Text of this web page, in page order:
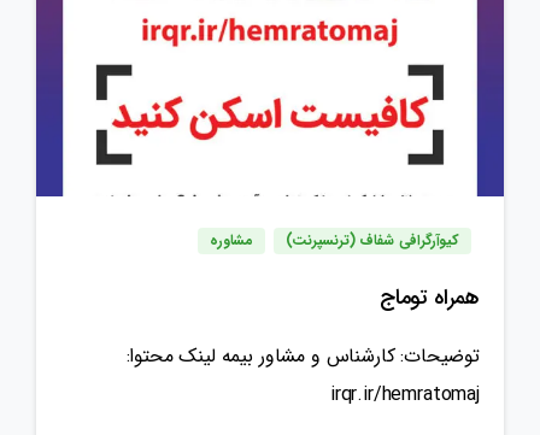
کیوآرگرافی شفاف (ترنسپرنت) مشاوره
همراه توماج
توضیحات: کارشناس و مشاور بیمه لینک محتوا:
irqr.ir/hemratomaj